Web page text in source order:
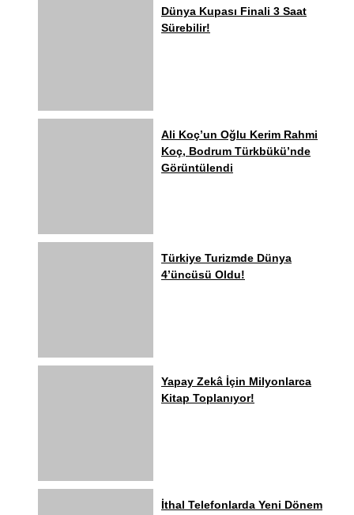
Dünya Kupası Finali 3 Saat
Sürebilir!
Ali Koç’un Oğlu Kerim Rahmi
Koç, Bodrum Türkbükü’nde
Görüntülendi
Türkiye Turizmde Dünya
4’üncüsü Oldu!
Yapay Zekâ İçin Milyonlarca
Kitap Toplanıyor!
İthal Telefonlarda Yeni Dönem